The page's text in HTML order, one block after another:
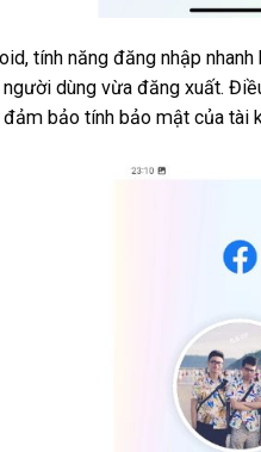
tính năng đăng nhập
dùng vừa đăng xuất.
bảo tính bảo mật của tài